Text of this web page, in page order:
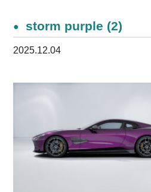
storm purple (2)
2025.12.04